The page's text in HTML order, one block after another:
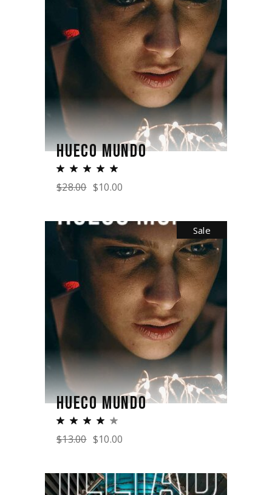
HUECO MUNDO
$28.00 $10.00
Sale
HUECO MUNDO
$13.00 $10.00